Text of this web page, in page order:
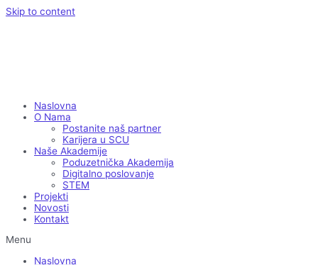
Skip to content
Naslovna
O Nama
Postanite naš partner
Karijera u SCU
Naše Akademije
Poduzetnička Akademija
Digitalno poslovanje
STEM
Projekti
Novosti
Kontakt
Menu
Naslovna